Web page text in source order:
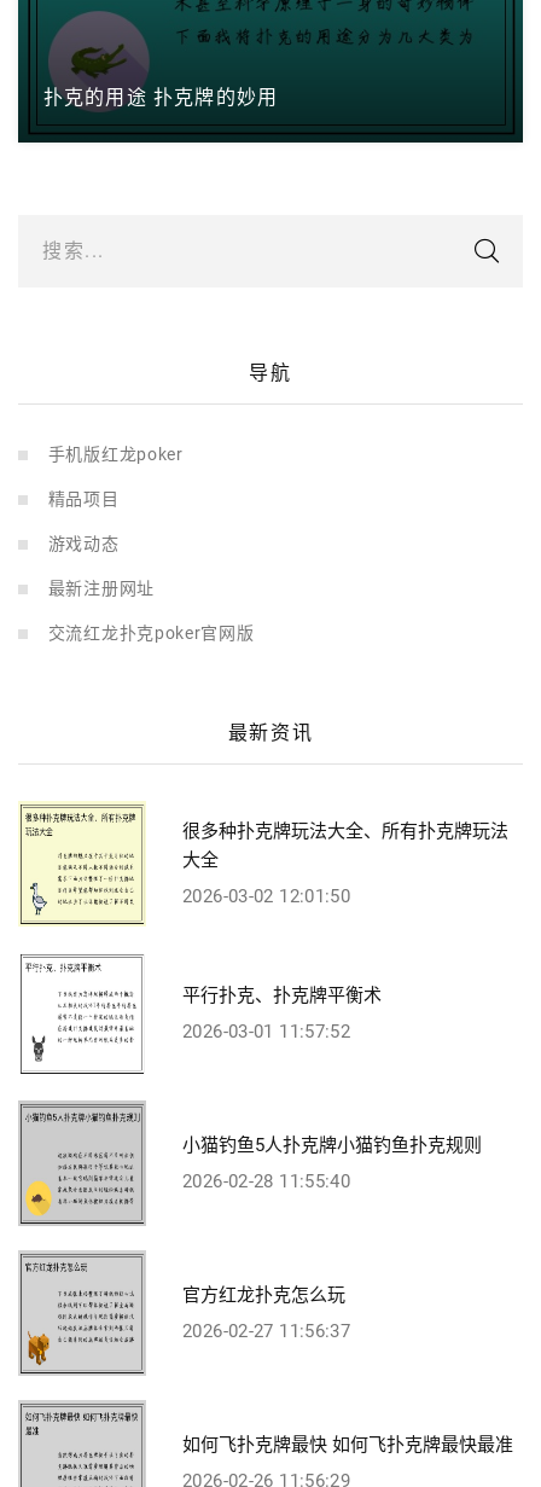
扑克的用途 扑克牌的妙用
搜索...
导航
手机版红龙poker
精品项目
游戏动态
最新注册网址
交流红龙扑克poker官网版
最新资讯
很多种扑克牌玩法大全、所有扑克牌玩法
大全
2026-03-02 12:01:50
平行扑克、扑克牌平衡术
2026-03-01 11:57:52
小猫钓鱼5人扑克牌小猫钓鱼扑克规则
2026-02-28 11:55:40
官方红龙扑克怎么玩
2026-02-27 11:56:37
如何飞扑克牌最快 如何飞扑克牌最快最准
2026-02-26 11:56:29